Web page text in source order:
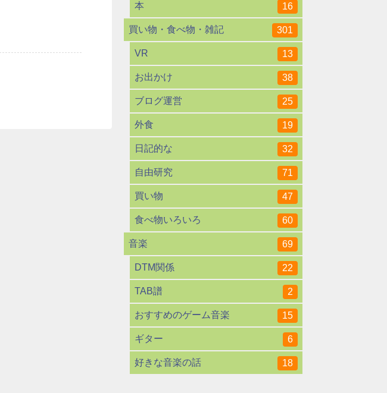
本 16
買い物・食べ物・雑記 301
VR 13
お出かけ 38
ブログ運営 25
外食 19
日記的な 32
自由研究 71
買い物 47
食べ物いろいろ 60
音楽 69
DTM関係 22
TAB譜 2
おすすめのゲーム音楽 15
ギター 6
好きな音楽の話 18